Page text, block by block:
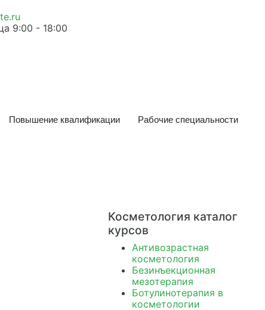
9:00 - 18:00
Повышение квалификации Рабочие специальности
Косметология каталог
курсов
Антивозрастная
косметология
Безинъекционная
мезотерапия
Ботулинотерапия в
косметологии